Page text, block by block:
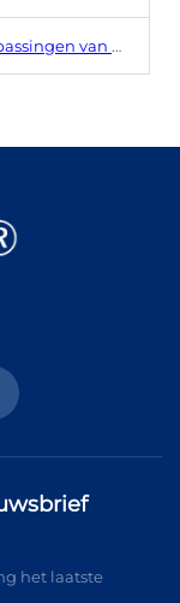
DC-motoren?
het laatste